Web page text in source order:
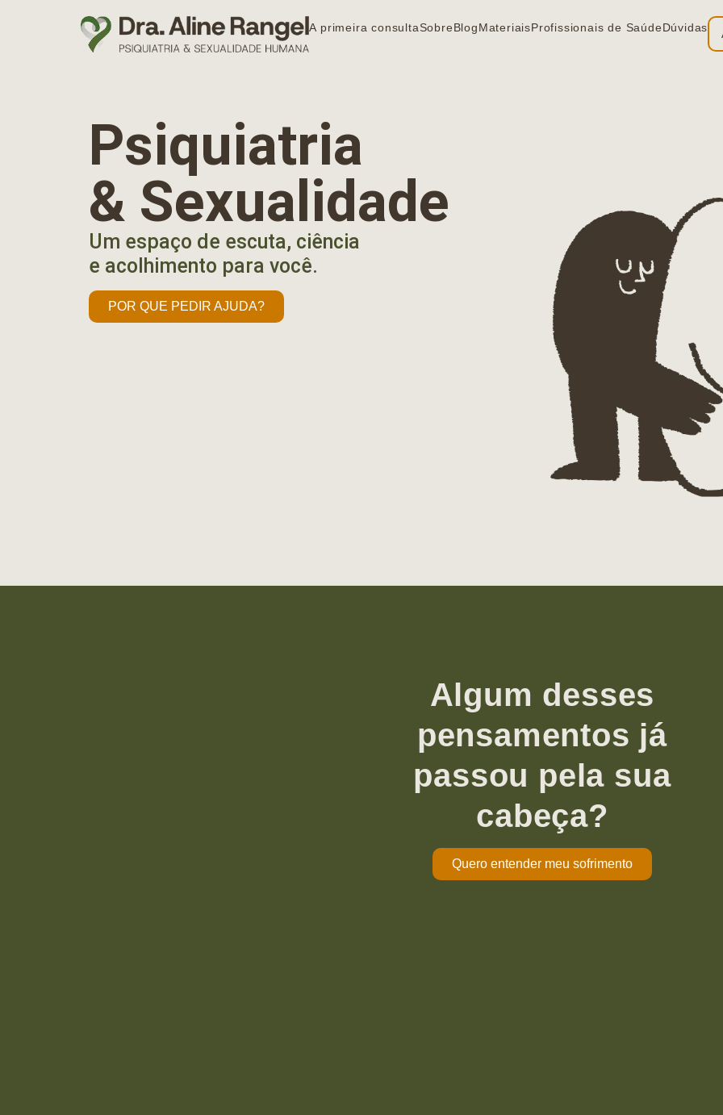
A primeira consultaSobreBlogMateriaisProfissionais de SaúdeDúvidas
Psiquiatria
& Sexualidade
Um espaço de escuta, ciência
e acolhimento para você.
POR QUE PEDIR AJUDA?
Algum desses
pensamentos já
passou pela sua
cabeça?
Quero entender meu sofrimento